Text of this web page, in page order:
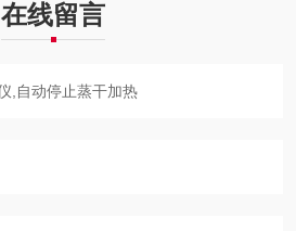
在线留言